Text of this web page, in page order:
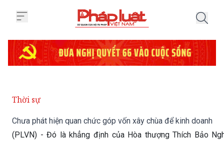
Chưa phát hiện quan chức góp vốn xây chùa để kinh doanh
Phó Phó Chủ tịch Hội đồng Trị sự Trung ương Giáo hội
Việt Nam (ĐB đoàn TP Hà Nội) trước Quốc hội, sáng